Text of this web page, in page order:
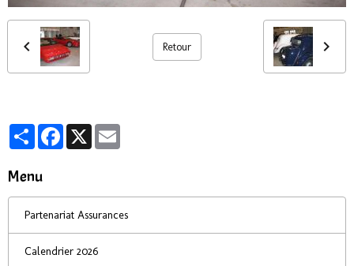
Retour
PartagerFacebook
X
Menu
Partenariat Assurances
Calendrier 2026